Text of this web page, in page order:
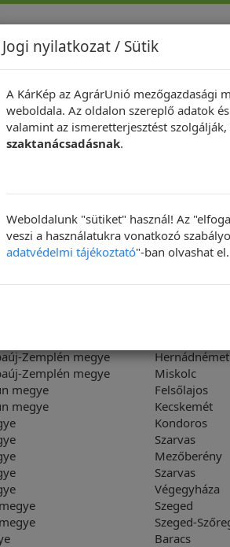
Mindeközben ... Hírek
megyék
felbontásban
Zemplén megye
Zemplén megye
Zemplén megye Miskolc
megye Felsőlajos
megye Kecskemét
Kondoros
Szarvas
Mezőberény
Szarvas
Végegyháza
Szeged
Szeged-
Baracs
Jogi nyilatkozat / Sütik
A KárKép az AgrárUnió mezőgazdasági
weboldala. Az oldalon szereplő adatok
valamint az ismeretterjesztést
szaktanácsadásnak.
Weboldalunk "sütiket" használ! Az
veszi a használatukra vonatkozó
adatvédelmi tájékoztató"-ban olvashat el.